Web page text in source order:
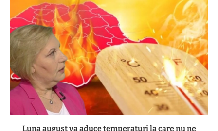
Luna august va aduce temperaturi la care nu ne